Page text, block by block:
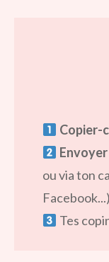
Copier-
ou via ton
Facebook...)
Tes